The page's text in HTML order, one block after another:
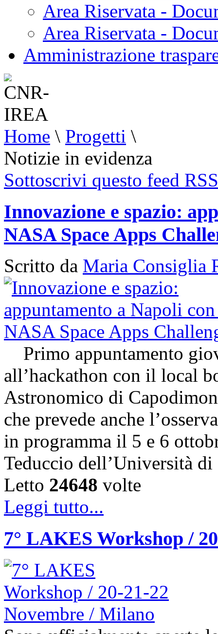
Area Riservata -
Area Riservata -
Amministrazione
Home \ Progetti \
Notizie in evidenza
Sottoscrivi questo feed RSS
Innovazione e spazio:
NASA Space Apps
Scritto da Maria Consiglia
Primo appuntamento
all’hackathon con il local
Astronomico di
che prevede anche
in programma il 5 e 6
Teduccio dell’Università
Letto 24648 volte
Leggi tutto...
7° LAKES Workshop /